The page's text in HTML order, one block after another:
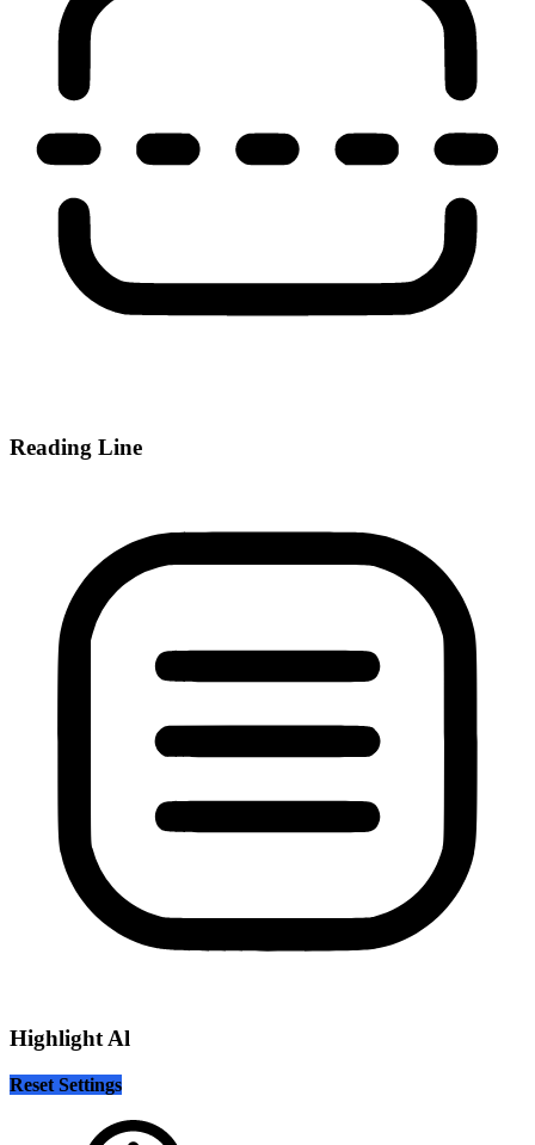
Reading Line
Highlight Al
Reset Settings